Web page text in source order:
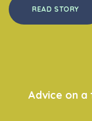
READ STORY
Advice on